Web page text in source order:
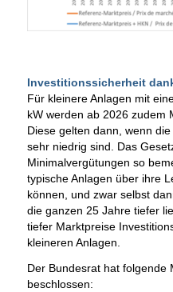
Investitionssicherheit
Für kleinere Anlagen mit
kW werden ab 2026 zudem
Diese gelten dann, wenn
sehr niedrig sind. Das
Minimalvergütungen so
typische Anlagen über ihre
können, und zwar selbst
die ganzen 25 Jahre tiefer
tiefer Marktpreise
kleineren Anlagen.
Der Bundesrat hat folgende
beschlossen: